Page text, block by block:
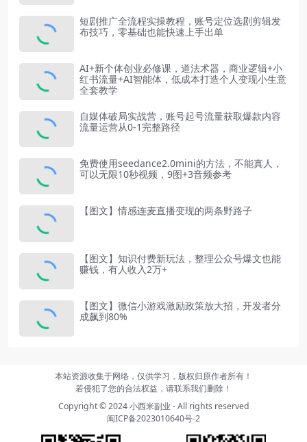
短剧推广全流程实操教程，账号定位选剧剪辑发
布技巧，零基础也能快速上手出单
AI+新个体创业必修课，道法术器，商业逻辑+小
红书流量+AI智能体，低成本打造个人变现小生意
全套教学
自媒体破局实战营，账号起号流量获取爆款内容
流量运营从0-1完整路径
免费使用seedance2.0mini的方法，不能真人，
可以无限10秒视频，9图+3音频参考
【图文】情感连麦直播变现的两条野路子
【图文】知识付费新玩法，整理公众号爆文也能
赚钱，有人收入2万+
【图文】微信小游戏激励政策放大招，开发者分
成飙到80%
本站资源收集于网络，仅供学习，版权归原作者所有！
若侵犯了您的合法权益，请联系我们删除！
Copyright © 2024小西米副业- All rights reserved
闽ICP备2023010640号-2